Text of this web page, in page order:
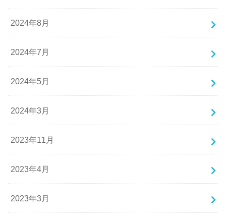
2024年8月
2024年7月
2024年5月
2024年3月
2023年11月
2023年4月
2023年3月